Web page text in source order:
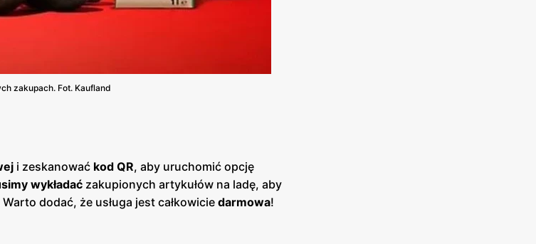
zakupach. Fot. Kaufland
i zeskanować kod QR, aby uruchomić opcję
wykładać zakupionych artykułów na ladę, aby
dodać, że usługa jest całkowicie darmowa!